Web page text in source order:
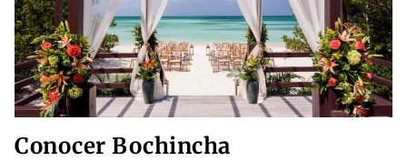
Conocer Bochincha